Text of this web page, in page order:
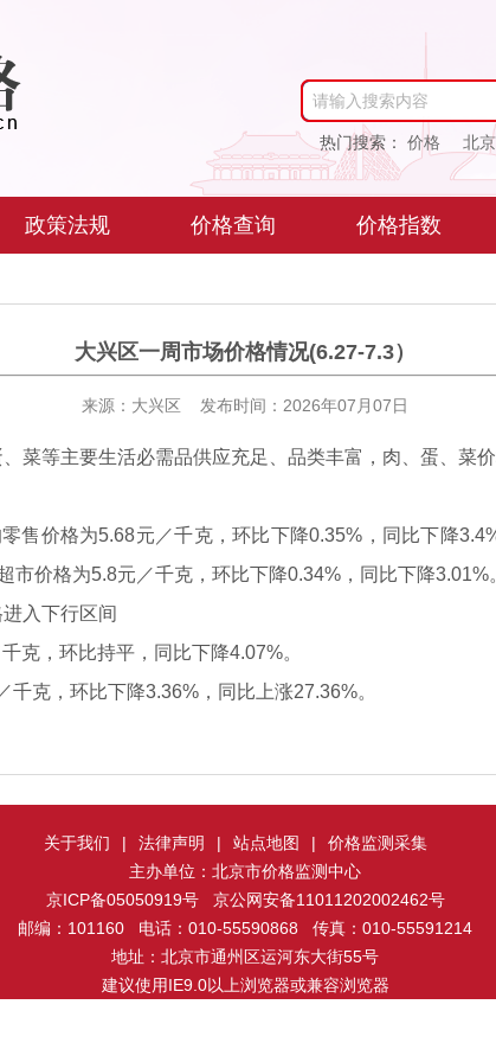
请输入搜索内容
热门搜索： 价格 北
政策法规 价格查询 价格指数
大兴区一周市场价格情况(6.27-7.3）
来源：大兴区 发布时间：2026年07月07日
菜等主要生活必需品供应充足、品类丰富，肉、蛋、菜价
售价格为5.68元／千克，环比下降0.35%，同比下降
市价格为5.8元／千克，环比下降0.34%，同比下降3.01%
入下行区间
克，环比持平，同比下降4.07%。
克，环比下降3.36%，同比上涨27.36%。
关于我们 | 法律声明 | 站点地图 |
价格监测采集
主办单位：北京市价格监测中心
京ICP备05050919号 京公网安备11011202002462号
邮编：101160 电话：010-55590868 传真：010-55591214
地址：北京市通州区运河东大街55号
建议使用IE9.0以上浏览器或兼容浏览器